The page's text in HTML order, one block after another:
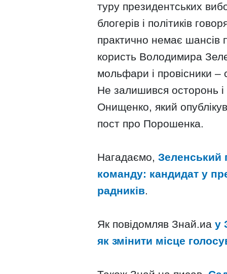
туру президентських
блогерів і політиків
практично немає шансів
користь Володимира
мольфари і провісники –
Не залишився осторонь
Онищенко, який
пост про Порошенка.
Нагадаємо, Зеленський
команду: кандидат у
радників.
Як повідомляв Знай.иа у
як змінити місце